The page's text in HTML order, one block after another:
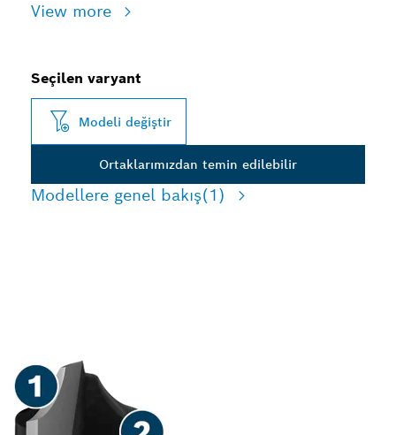
View more
Seçilen varyant
Modeli değiştir
Ortaklarımızdan temin edilebilir
Modellere genel bakış(1)